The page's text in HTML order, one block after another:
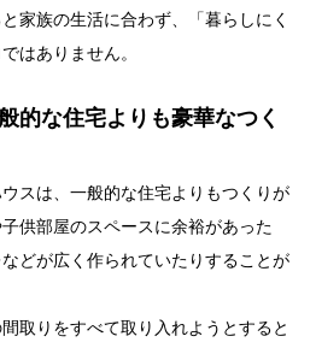
家族の生活に合わず、「暮らしにく
はありません。
的な住宅よりも豪華なつく
スは、一般的な住宅よりもつくりが
供部屋のスペースに余裕があった
どが広く作られていたりすることが
取りをすべて取り入れようとすると